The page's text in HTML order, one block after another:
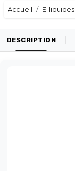
Accueil E-liquides
DESCRIPTION